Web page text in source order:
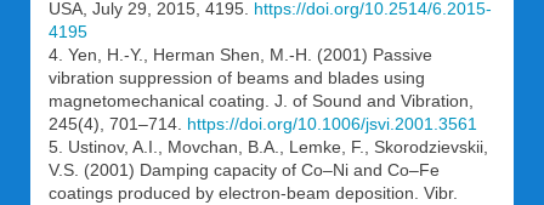
USA, July 29, 2015, 4195. https://doi.org/10.2514/6.2015-
4195
4. Yen, H.-Y., Herman Shen, M.-H. (2001) Passive
vibration suppression of beams and blades using
magnetomechanical coating. J. of Sound and Vibration,
245(4), 701–714. https://doi.org/10.1006/jsvi.2001.3561
5. Ustinov, A.I., Movchan, B.A., Lemke, F., Skorodzievskii,
V.S. (2001) Damping capacity of Co–Ni and Co–Fe
coatings produced by electron-beam deposition. Vibr.